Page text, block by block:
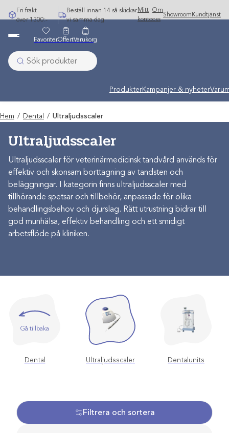
Hoppa
till
Fri frakt
över 1300:-
Beställ innan 14 så skickar
vi samma dag
Mitt
konto
Om
oss
Showroom Kundtjänst
ProdukterKampanjer & nyheter
FavoriterOffertVarukorg
Hem / Dental / Ultraljudsscaler
Ultraljudsscaler
Ultraljudsscaler för veterinärmedicinsk tandvård används för
effektiv och skonsam borttagning av tandsten och
beläggningar. I kategorin finns ultraljudsscaler med
tillhörande spetsar och tillbehör, anpassade för olika
behandlingsbehov och djurslag. Rätt utrustning bidrar till
god munhälsa, effektiv behandling och ett smidigt
arbetsflöde på kliniken.
Gå tillbaka
Dental Ultraljudsscaler Dentalunits
Filtrera och sortera